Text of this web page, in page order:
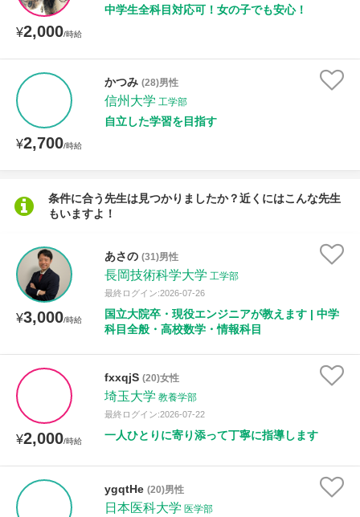
¥2,000/時給
中学生全科目対応可！女の子でも安心！
¥2,700/時給
かつみ (28)男性
信州大学 工学部
自立した学習を目指す
条件に合う先生は見つかりましたか？近くにはこんな先生
もいますよ！
¥3,000/時給
あさの (31)男性
長岡技術科学大学 工学部
最終ログイン:2026-07-26
国立大院卒・現役エンジニアが教えます | 中学
科目全般・高校数学・情報科目
¥2,000/時給
fxxqjS (20)女性
埼玉大学 教養学部
最終ログイン:2026-07-22
一人ひとりに寄り添って丁寧に指導します
ygqtHe (20)男性
日本医科大学 医学部
性別